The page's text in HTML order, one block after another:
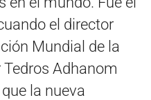
el director
Mundial de la
Tedros Adhanom
la nueva